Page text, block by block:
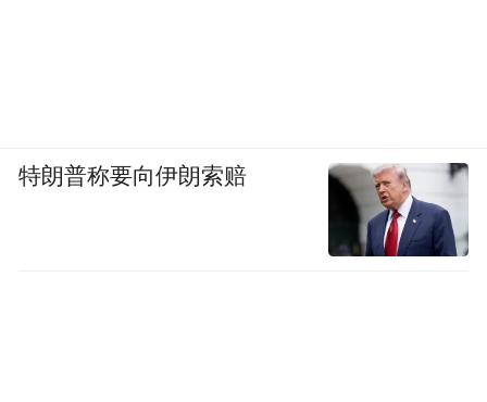
特朗普称要向伊朗索赔